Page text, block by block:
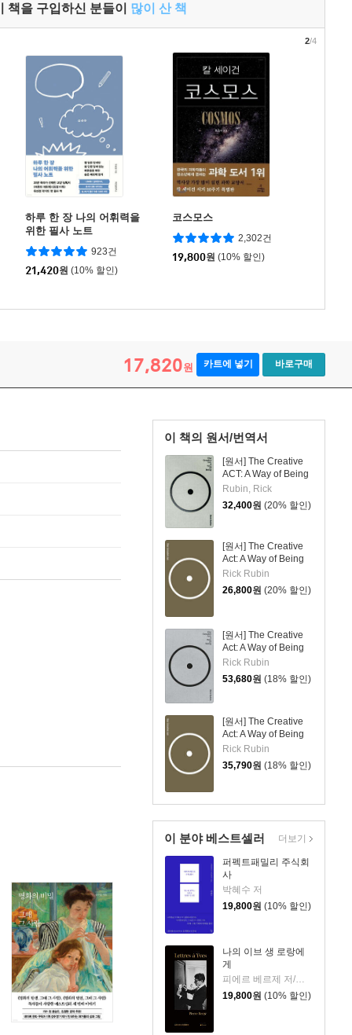
책을 구입하신 분들이 많이 산 책
하루 한 장 나의 어휘력을
위한 필사 노트
923건
21,420원 (10% 할인)
코스모스
2,302건
19,800원 (10% 할인)
2/4
17,820원 카트에 넣기 바로구매
이 책의 원서/번역서
[원서] The Creative
ACT: A Way of Being
Rubin, Rick
32,400원 (20% 할인)
[원서] The Creative
Act: A Way of Being
Rick Rubin
26,800원 (20% 할인)
[원서] The Creative
Act: A Way of Being
Rick Rubin
53,680원 (18% 할인)
[원서] The Creative
Act: A Way of Being
Rick Rubin
35,790원 (18% 할인)
이 분야 베스트셀러
퍼펙트패밀리 주식회
사
박혜수 저
19,800원 (10% 할인)
나의 이브 생 로랑에
게
피에르 베르제 저/김유진 역
19,800원 (10% 할인)
더보기